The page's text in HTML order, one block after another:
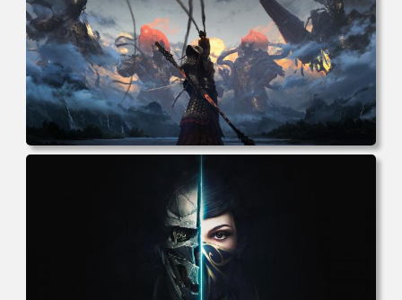
电脑壁纸 悟空 四大天王 游戏《黑神话：悟空》人物孙悟空
电脑桌面 高清壁纸 壁纸下载 壁纸大全